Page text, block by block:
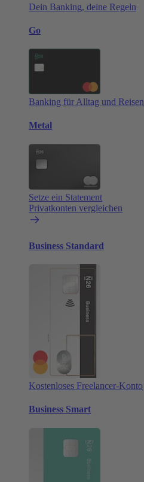
Dein Banking, deine Regeln
Go
Banking für Alltag und Reisen
Metal
Setze ein Statement
Privatkonten vergleichen
Business Standard
Kostenloses Freelancer-Konto
Business Smart